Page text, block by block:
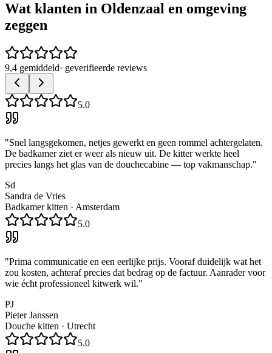
Wat klanten in Oldenzaal en omgeving
zeggen
9,4 gemiddeld· geverifieerde reviews
5.0
"Snel langsgekomen, netjes gewerkt en geen rommel achtergelaten.
De badkamer ziet er weer als nieuw uit. De kitter werkte heel
precies langs het glas van de douchecabine — top vakmanschap."
Sd
Sandra de Vries
Badkamer kitten · Amsterdam
5.0
"Prima communicatie en een eerlijke prijs. Vooraf duidelijk wat het
zou kosten, achteraf precies dat bedrag op de factuur. Aanrader voor
wie écht professioneel kitwerk wil."
PJ
Pieter Janssen
Douche kitten · Utrecht
5.0